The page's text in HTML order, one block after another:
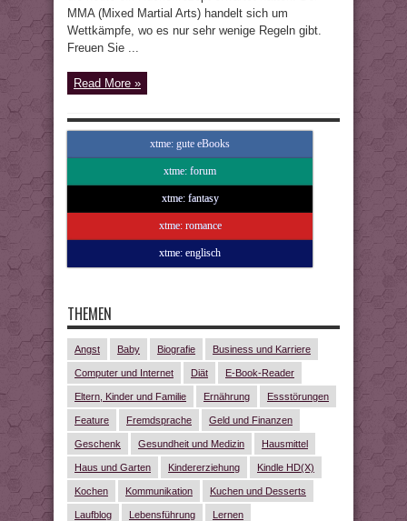
MMA (Mixed Martial Arts) handelt sich um
Wettkämpfe, wo es nur sehr wenige Regeln gibt.
Freuen Sie ...
Read More »
xtme: gute eBooks
xtme: forum
xtme: fantasy
xtme: romance
xtme: englisch
THEMEN
Angst Baby Biografie Business und Karriere
Computer und Internet Diät E-Book-Reader
Eltern, Kinder und Familie Ernährung Essstörungen
Feature Fremdsprache Geld und Finanzen
Geschenk Gesundheit und Medizin Hausmittel
Haus und Garten Kindererziehung Kindle HD(X)
Kochen Kommunikation Kuchen und Desserts
Laufblog Lebensführung Lernen